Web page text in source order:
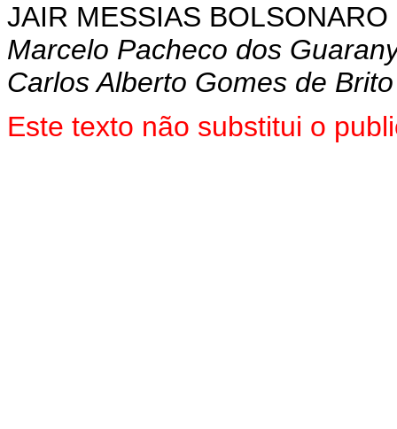
JAIR MESSIAS BOLSONARO
Marcelo Pacheco dos
Carlos Alberto Gomes de Brito
Este texto não substitui o